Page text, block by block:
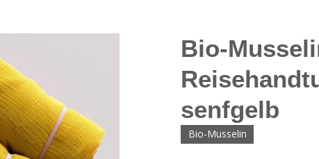
Bio-
senfgelb
Bio-Musselin